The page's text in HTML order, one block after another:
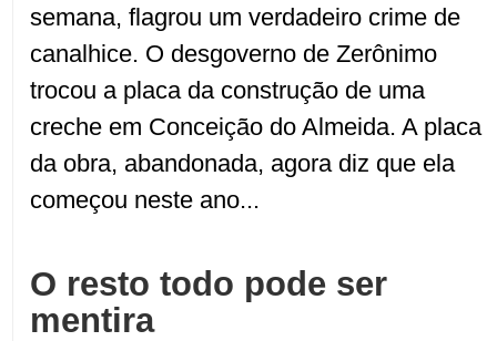
semana, flagrou um verdadeiro crime de
canalhice. O desgoverno de Zerônimo
trocou a placa da construção de uma
creche em Conceição do Almeida. A placa
da obra, abandonada, agora diz que ela
começou neste ano...
O resto todo pode ser
mentira